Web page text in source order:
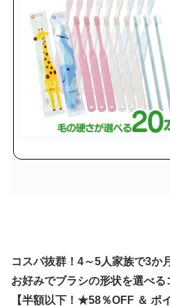
コスパ抜群！4～5人家族で3か
お好みでブラシの形状を選べ
【半額以下！★58％OFF ＆ ポ